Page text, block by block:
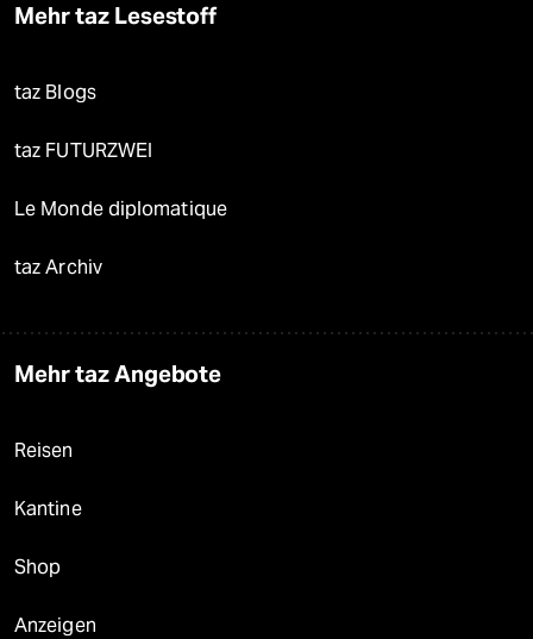
Mehr taz Lesestoff
taz Blogs
taz FUTURZWEI
Le Monde diplomatique
taz Archiv
Mehr taz Angebote
Reisen
Kantine
Shop
Anzeigen